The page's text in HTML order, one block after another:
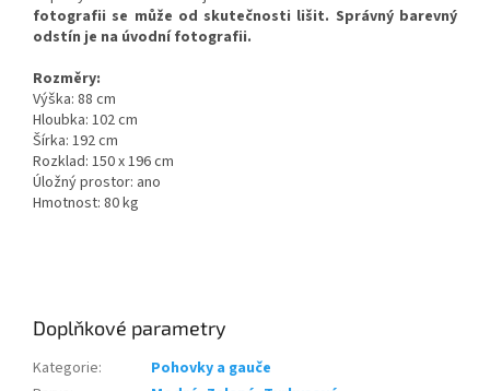
fotografii se může od skutečnosti lišit. Správný barevný
odstín je na úvodní fotografii.
Rozměry:
Výška: 88 cm
Hloubka: 102 cm
Šírka: 192 cm
Rozklad: 150 x 196 cm
Úložný prostor: ano
Hmotnost: 80 kg
Doplňkové parametry
Kategorie:
Pohovky a gauče